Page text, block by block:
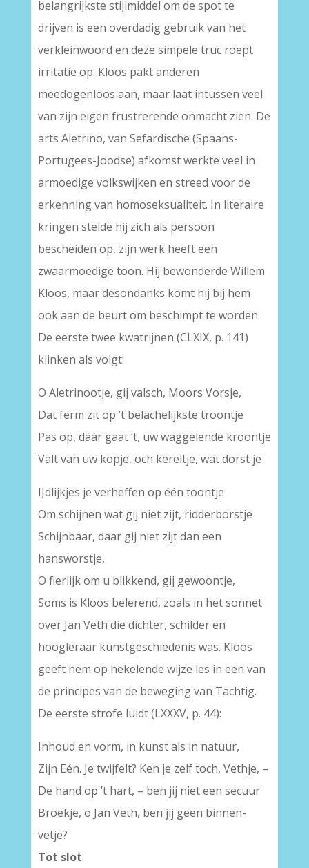
belangrijkste stijlmiddel om de spot te
drijven is een overdadig gebruik van het
verkleinwoord en deze simpele truc roept
irritatie op. Kloos pakt anderen
meedogenloos aan, maar laat intussen veel
van zijn eigen frustrerende onmacht zien. De
arts Aletrino, van Sefardische (Spaans-
Portugees-Joodse) afkomst werkte veel in
armoedige volkswijken en streed voor de
erkenning van homoseksualiteit. In literaire
kringen stelde hij zich als persoon
bescheiden op, zijn werk heeft een
zwaarmoedige toon. Hij bewonderde Willem
Kloos, maar desondanks komt hij bij hem
ook aan de beurt om beschimpt te worden.
De eerste twee kwatrijnen (CLXIX, p. 141)
klinken als volgt:
O Aletrinootje, gij valsch, Moors Vorsje,
Dat ferm zit op ’t belachelijkste troontje
Pas op, dáár gaat ‘t, uw waggelende kroontje
Valt van uw kopje, och kereltje, wat dorst je
IJdlijkjes je verheffen op één toontje
Om schijnen wat gij niet zijt, ridderborstje
Schijnbaar, daar gij niet zijt dan een
hansworstje,
O fierlijk om u blikkend, gij gewoontje,
Soms is Kloos belerend, zoals in het sonnet
over Jan Veth die dichter, schilder en
hoogleraar kunstgeschiedenis was. Kloos
geeft hem op hekelende wijze les in een van
de principes van de beweging van Tachtig.
De eerste strofe luidt (LXXXV, p. 44):
Inhoud en vorm, in kunst als in natuur,
Zijn Eén. Je twijfelt? Ken je zelf toch, Vethje, –
De hand op ’t hart, – ben jij niet een secuur
Broekje, o Jan Veth, ben jij geen binnen-
vetje?
Tot slot